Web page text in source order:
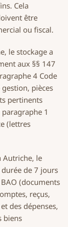
Cela
être
ou fiscal.
le stockage a
aux §§ 147
4 Code
pièces
pertinents
1
(lettres
Autriche, le
de 7 jours
(documents
reçus,
des dépenses,
biens